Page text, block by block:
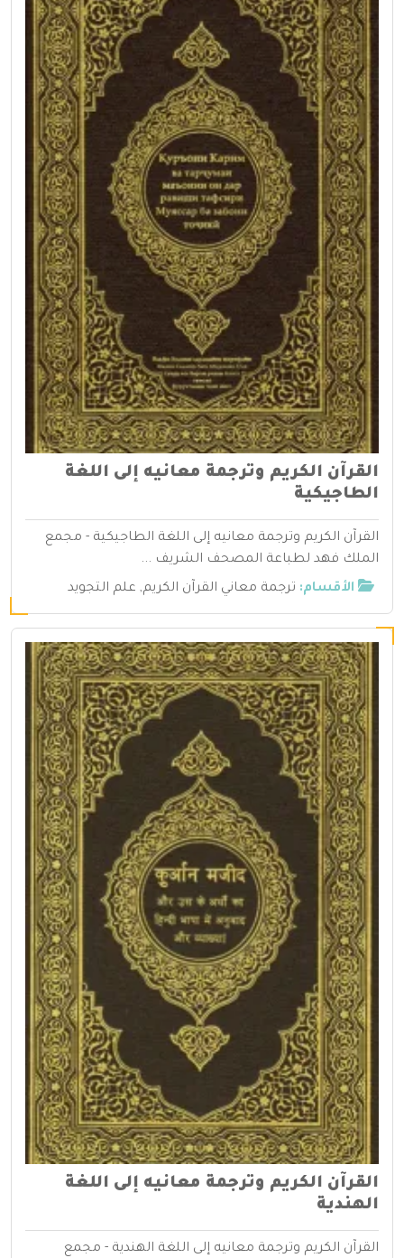
القرآن الكريم وترجمة معانيه إلى اللغة
الطاجيكية
القرآن الكريم وترجمة معانيه إلى اللغة الطاجيكية - مجمع
الملك فهد لطباعة المصحف الشريف ...
الأقسام: ترجمة معاني القرآن الكريم, علم التجويد
القرآن الكريم وترجمة معانيه إلى اللغة
الهندية
القرآن الكريم وترجمة معانيه إلى اللغة الهندية - مجمع